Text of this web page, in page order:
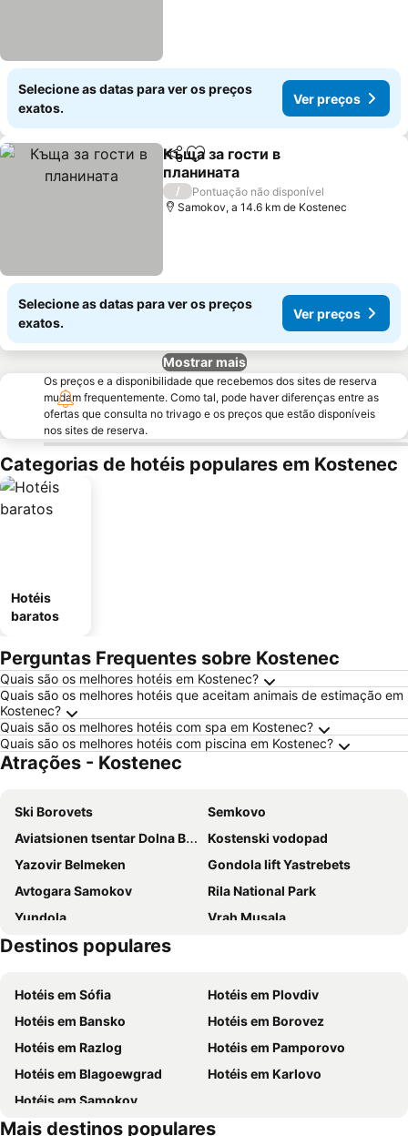
Selecione as datas para ver os preços
exatos.
Ver preços
PartilharAdicionar aos favoritos
Къща за гости в
планината
Ver preços
/
Pontuação não disponível
Samokov, a 14.6 km de Kostenec
Selecione as datas para ver os preços
exatos.
Ver preços
Mostrar mais
Os preços e a disponibilidade que recebemos dos sites de reserva
mudam frequentemente. Como tal, pode haver diferenças entre as
ofertas que consulta no trivago e os preços que estão disponíveis
nos sites de reserva.
Categorias de hotéis populares em Kostenec
Hotéis
baratos
Perguntas Frequentes sobre Kostenec
Quais são os melhores hotéis em Kostenec?
Quais são os melhores hotéis que aceitam animais de estimação em
Kostenec?
Quais são os melhores hotéis com spa em Kostenec?
Quais são os melhores hotéis com piscina em Kostenec?
Atrações - Kostenec
Ski Borovets
Semkovo
Aviatsionen tsentar Dolna Banya
Kostenski vodopad
Yazovir Belmeken
Gondola lift Yastrebets
Avtogara Samokov
Rila National Park
Yundola
Vrah Musala
Tsari Mali Grad
Park Dvoretsa
Rezervat Beglika
Priroden park Rilski manastir
Destinos populares
Hotéis em Sófia
Hotéis em Plovdiv
Hotéis em Bansko
Hotéis em Borovez
Hotéis em Razlog
Hotéis em Pamporovo
Hotéis em Blagoewgrad
Hotéis em Karlovo
Hotéis em Samokov
Mais destinos populares